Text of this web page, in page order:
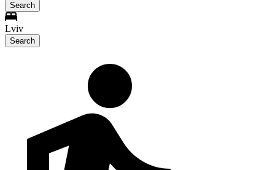
Search
Lviv
Search